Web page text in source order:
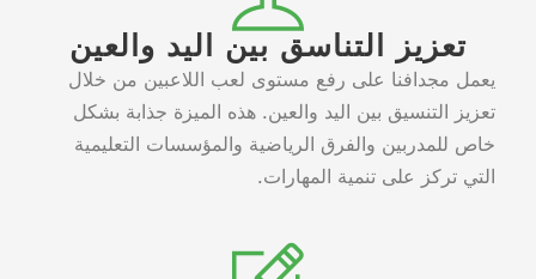
تعزيز التناسق بين اليد والعين
يعمل مجدافنا على رفع مستوى لعب اللاعبين من خلال
تعزيز التنسيق بين اليد والعين. هذه الميزة جذابة بشكل
خاص للمدربين والفرق الرياضية والمؤسسات التعليمية
التي تركز على تنمية المهارات.